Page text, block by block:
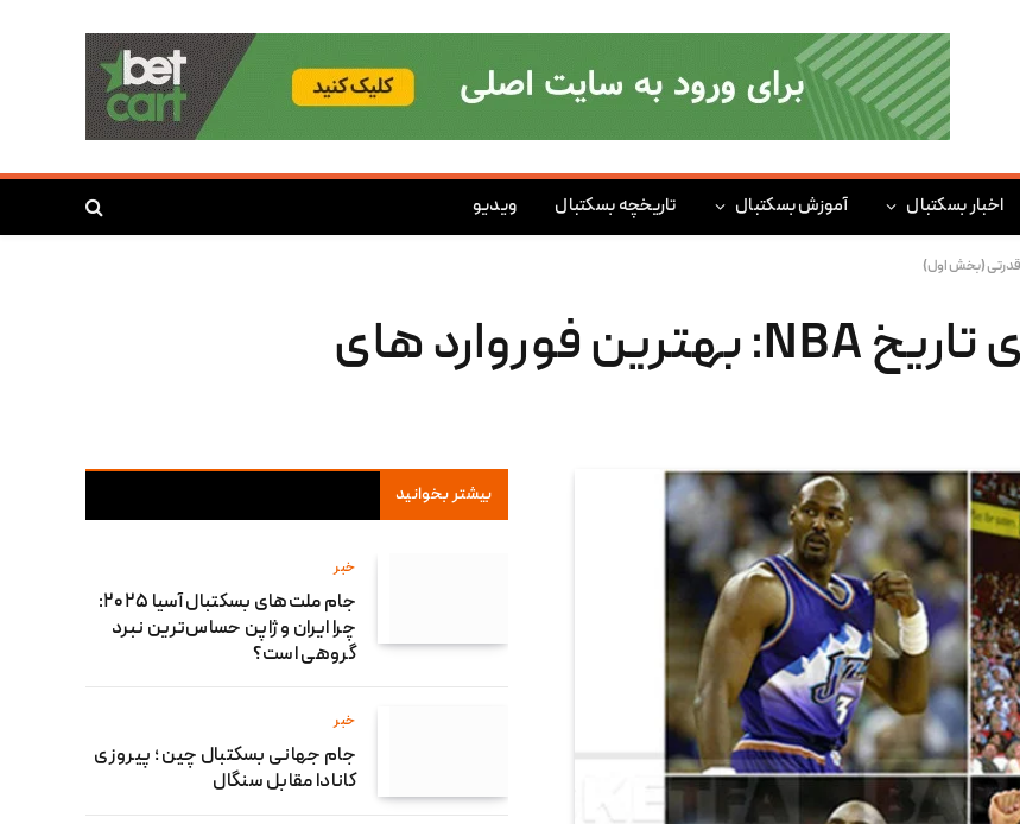
اخبار بسکتبال آموزش بسکتبال تاریخچه بسکتبال ویدیو
برترین بسکتبالبیست های تاریخ NBA: بهترین فوروارد های
بیشتر بخوانید
خبر
جام ملت‌های بسکتبال آسیا ۲۰۲۵:
چرا ایران و ژاپن حساس‌ترین نبرد
گروهی است؟
خبر
جام جهانی بسکتبال چین ؛ پیروزی
کانادا مقابل سنگال